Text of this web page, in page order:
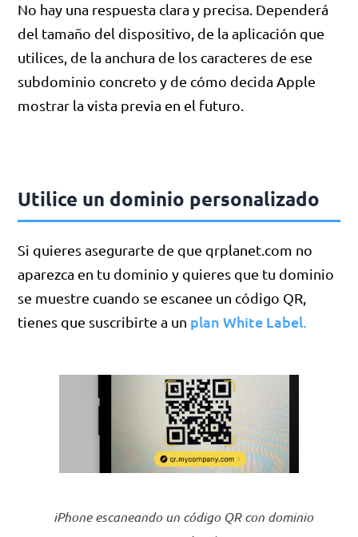
No hay una respuesta clara y precisa. Dependerá
del tamaño del dispositivo, de la aplicación que
utilices, de la anchura de los caracteres de ese
subdominio concreto y de cómo decida Apple
mostrar la vista previa en el futuro.
Utilice un dominio personalizado
Si quieres asegurarte de que qrplanet.com no
aparezca en tu dominio y quieres que tu dominio
se muestre cuando se escanee un código QR,
tienes que suscribirte a un plan White Label.
iPhone escaneando un código QR con dominio